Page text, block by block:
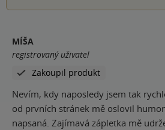
MÍŠA
registrovaný uživatel
Zakoupil produkt
Nevím, kdy naposledy jsem tak
od prvních stránek mě oslovil
napsaná. Zajímavá zápletka mě